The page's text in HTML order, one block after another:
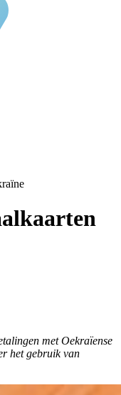
met Oekraïense
het gebruik van